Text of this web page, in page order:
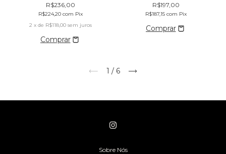
R$236,00
R$224,20 com Pix
2 x de R$118,00 sem juros
R$197,00
R$187,15 com Pix
1 / 6
Sobre Nós